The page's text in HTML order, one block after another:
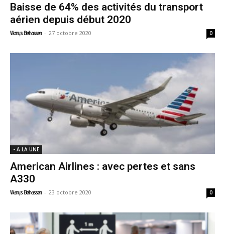
Baisse de 64% des activités du transport
aérien depuis début 2020
Wanys Belhassen - 27 octobre 2020 0
- A LA UNE
American Airlines : avec pertes et sans
A330
Wanys Belhassen - 23 octobre 2020 0